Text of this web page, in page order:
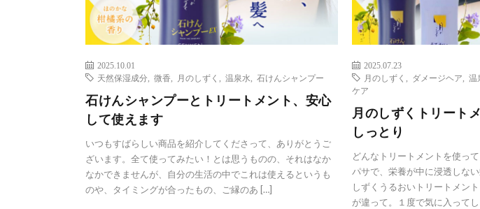
2025.10.01
天然保湿成分
微香 月のしずく 温泉水 石けんシャンプー
石けんシャンプーとトリートメント、安心
して使えます
いつもすばらしい商品を紹介してくださって、ありがとうご
ざいます。全て使ってみたい！とは思うものの、それはなか
なかできませんが、自分の生活の中でこれは使えるというも
のや、タイミングが合ったもの、ご縁のあ […]
2025.07.23
月のしずく
ダメージヘア ,温
ケア
月のしずくトリート
しっとり
どんなトリートメントを使っ
パサで、栄養が中に浸透しな
しずくうるおいトリートメン
が違って。１度で気に入って